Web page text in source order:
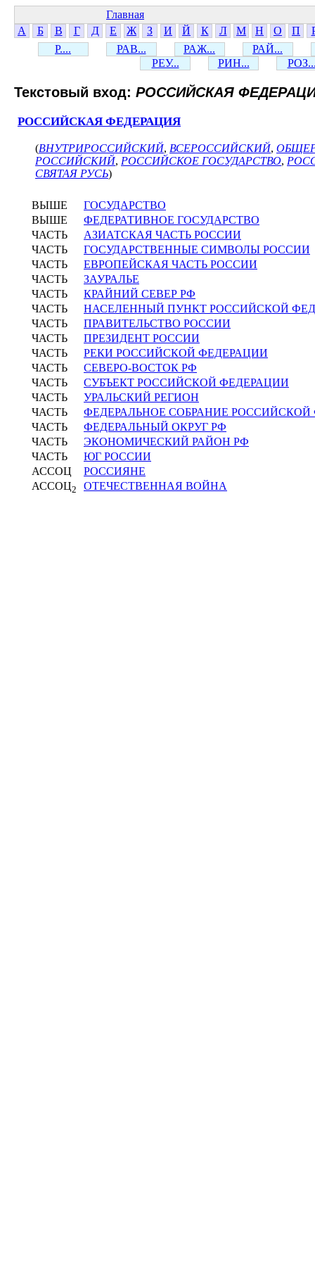
Главная
А
Б В Г Д Е Ж З И Й К Л М Н О П
Р....
РАВ... РАЖ...
РАЙ...
РЕУ...
РИН...
Текстовый вход: РОССИЙСКАЯ
РОССИЙСКАЯ ФЕДЕРАЦИЯ
(ВНУТРИРОССИЙСКИЙ, ВСЕРОССИЙСКИЙ,
РОССИЙСКИЙ, РОССИЙСКОЕ ГОСУДАРСТВО,
СВЯТАЯ РУСЬ)
ВЫШЕ
ГОСУДАРСТВО
ВЫШЕ
ФЕДЕРАТИВНОЕ ГОСУДАРСТВО
ЧАСТЬ
АЗИАТСКАЯ ЧАСТЬ РОССИИ
ЧАСТЬ
ГОСУДАРСТВЕННЫЕ СИМВОЛЫ РОССИИ
ЧАСТЬ
ЕВРОПЕЙСКАЯ ЧАСТЬ РОССИИ
ЧАСТЬ
ЗАУРАЛЬЕ
ЧАСТЬ
КРАЙНИЙ СЕВЕР РФ
ЧАСТЬ
НАСЕЛЕННЫЙ ПУНКТ РОССИЙСКОЙ
ЧАСТЬ
ПРАВИТЕЛЬСТВО РОССИИ
ЧАСТЬ
ПРЕЗИДЕНТ РОССИИ
ЧАСТЬ
РЕКИ РОССИЙСКОЙ ФЕДЕРАЦИИ
ЧАСТЬ
СЕВЕРО-ВОСТОК РФ
ЧАСТЬ
СУБЪЕКТ РОССИЙСКОЙ ФЕДЕРАЦИИ
ЧАСТЬ
УРАЛЬСКИЙ РЕГИОН
ЧАСТЬ
ФЕДЕРАЛЬНОЕ СОБРАНИЕ РОССИЙСКОЙ
ЧАСТЬ
ФЕДЕРАЛЬНЫЙ ОКРУГ РФ
ЧАСТЬ
ЭКОНОМИЧЕСКИЙ РАЙОН РФ
ЧАСТЬ
ЮГ РОССИИ
АССОЦ
РОССИЯНЕ
АССОЦ2 ОТЕЧЕСТВЕННАЯ ВОЙНА